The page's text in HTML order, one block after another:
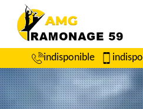
indisponible